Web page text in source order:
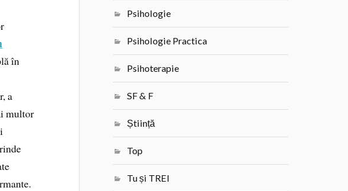
în
a
multor
Psihologie
Psihologie Practica
Psihoterapie
SF & F
Știință
Top
Tu și TREI